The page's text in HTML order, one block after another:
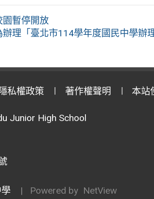
園暫停開放
辦理「臺北市114學年度國民中學辦
隱私權政策 著作權聲明 本站
Junior High School
| Powered by NetView